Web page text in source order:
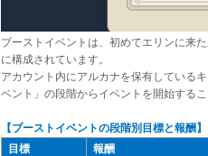
ブーストイベントは、初めてエリンに来
に構成されています。
アカウント内にアルカナを保有している
ベント」の段階からイベントを開始するこ
【ブーストイベントの段階別目標と報酬】
目標
報酬